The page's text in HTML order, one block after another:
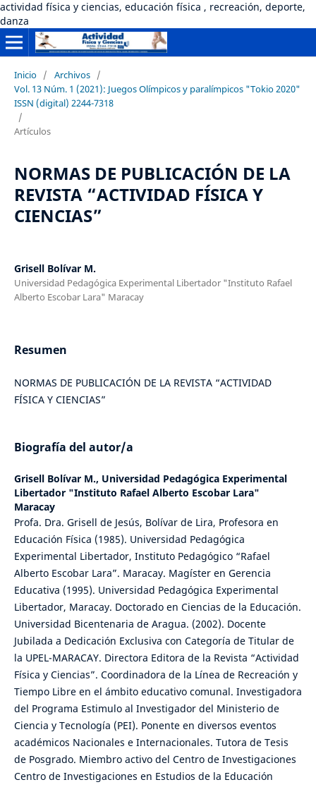
actividad física y ciencias, educación física , recreación, deporte,
danza
Inicio / Archivos /
Vol. 13 Núm. 1 (2021): Juegos Olímpicos y paralímpicos "Tokio 2020"
ISSN (digital) 2244-7318
/
Artículos
NORMAS DE PUBLICACIÓN DE LA
REVISTA “ACTIVIDAD FÍSICA Y
CIENCIAS”
Grisell Bolívar M.
Universidad Pedagógica Experimental Libertador "Instituto Rafael
Alberto Escobar Lara" Maracay
Resumen
NORMAS DE PUBLICACIÓN DE LA REVISTA “ACTIVIDAD
FÍSICA Y CIENCIAS”
Biografía del autor/a
Grisell Bolívar M., Universidad Pedagógica Experimental
Libertador "Instituto Rafael Alberto Escobar Lara"
Maracay
Profa. Dra. Grisell de Jesús, Bolívar de Lira, Profesora en
Educación Física (1985). Universidad Pedagógica
Experimental Libertador, Instituto Pedagógico “Rafael
Alberto Escobar Lara”. Maracay. Magíster en Gerencia
Educativa (1995). Universidad Pedagógica Experimental
Libertador, Maracay. Doctorado en Ciencias de la Educación.
Universidad Bicentenaria de Aragua. (2002). Docente
Jubilada a Dedicación Exclusiva con Categoría de Titular de
la UPEL-MARACAY. Directora Editora de la Revista “Actividad
Física y Ciencias”. Coordinadora de la Línea de Recreación y
Tiempo Libre en el ámbito educativo comunal. Investigadora
del Programa Estimulo al Investigador del Ministerio de
Ciencia y Tecnología (PEI). Ponente en diversos eventos
académicos Nacionales e Internacionales. Tutora de Tesis
de Posgrado. Miembro activo del Centro de Investigaciones
Centro de Investigaciones en Estudios de la Educación